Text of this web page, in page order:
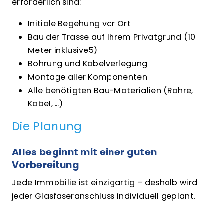
Initiale Begehung vor Ort
Bau der Trasse auf Ihrem Privatgrund (10
Meter inklusive5)
Bohrung und Kabelverlegung
Montage aller Komponenten
Alle benötigten Bau-Materialien (Rohre,
Kabel, …)
Die Planung
Alles beginnt mit einer guten
Vorbereitung
Jede Immobilie ist einzigartig – deshalb wird
jeder Glasfaseranschluss individuell geplant.